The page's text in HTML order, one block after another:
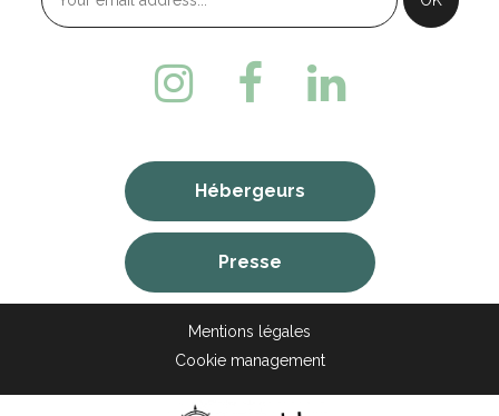
Hébergeurs
Presse
Mentions légales
Cookie management